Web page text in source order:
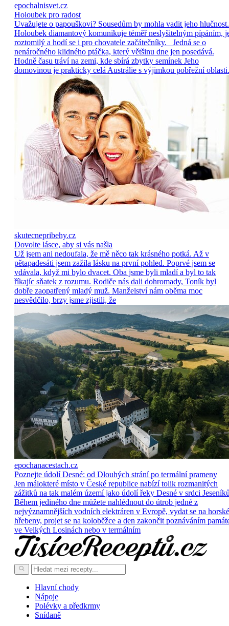
epochalnisvet.cz
Holoubek pro radost
Uvažujete o papouškovi? Sousedům by mohla vadit jeho hlučnost.
Holoubek diamantový komunikuje téměř neslyšitelným pípáním,
roztomilý a hodí se i pro chovatele začátečníky. Jedná se o
nenáročného klidného ptáčka, který většinu dne jen posedává.
Hodně času tráví na zemi, kde sbírá zbytky semínek Jeho
domovinou je prakticky celá Austrálie s výjimkou pobřežní oblasti.
skutecnepribehy.cz
Dovolte lásce, aby si vás našla
Už jsem ani nedoufala, že mě něco tak krásného potká. Až v
pětapadesáti jsem zažila lásku na první pohled. Poprvé jsem se
vdávala, když mi bylo dvacet. Oba jsme byli mladí a byl to tak
říkajíc sňatek z rozumu. Rodiče nás dali dohromady, Toník byl
dobře zaopatřený mladý muž. Manželství nám oběma moc
nesvědčilo, brzy jsme zjistili, že
epochanacestach.cz
Poznejte údolí Desné: od Dlouhých strání po termální prameny
Jen málokteré místo v České republice nabízí tolik rozmanitých
zážitků na tak malém území jako údolí řeky Desné v srdci
Během jediného dne můžete nahlédnout do útrob jedné z
nejvýznamnějších vodních elektráren v Evropě, vydat se na horské
hřebeny, projet se na koloběžce a den zakončit poznáváním
ve Velkých Losinách nebo v termálním
Hlavní chody
Nápoje
Polévky a předkrmy
Snídaně